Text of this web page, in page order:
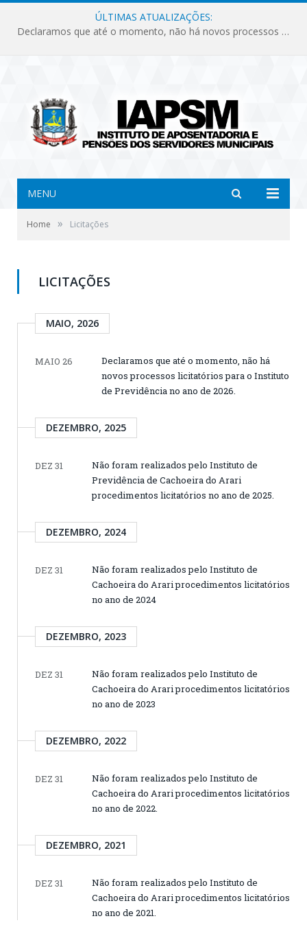
ÚLTIMAS ATUALIZAÇÕES:
Declaramos que até o momento, não há novos processos licitatórios para o Instituto de Previdência no ano de 2026.
MENU
Home » Licitações
LICITAÇÕES
MAIO, 2026
MAIO 26
Declaramos que até o momento, não há
novos processos licitatórios para o Instituto
de Previdência no ano de 2026.
DEZEMBRO, 2025
DEZ 31
Não foram realizados pelo Instituto de
Previdência de Cachoeira do Arari
procedimentos licitatórios no ano de 2025.
DEZEMBRO, 2024
DEZ 31
Não foram realizados pelo Instituto de
Cachoeira do Arari procedimentos licitatórios
no ano de 2024
DEZEMBRO, 2023
DEZ 31
Não foram realizados pelo Instituto de
Cachoeira do Arari procedimentos licitatórios
no ano de 2023
DEZEMBRO, 2022
DEZ 31
Não foram realizados pelo Instituto de
Cachoeira do Arari procedimentos licitatórios
no ano de 2022.
DEZEMBRO, 2021
DEZ 31
Não foram realizados pelo Instituto de
Cachoeira do Arari procedimentos licitatórios
no ano de 2021.